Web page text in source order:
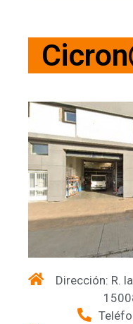
Cicron
Dirección: R.